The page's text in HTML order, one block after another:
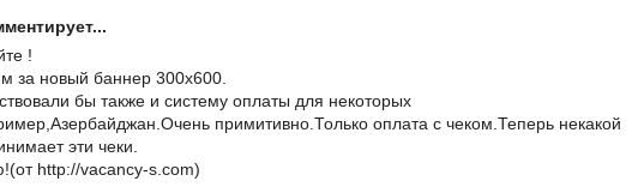
!
за новый баннер 300х600.
бы также и систему оплаты для некоторых
примитивно.Только оплата с чеком.Теперь некакой
эти чеки.
http://vacancy-s.com)